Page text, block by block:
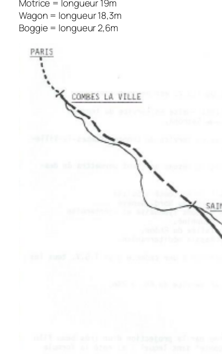
Motrice = longueur 19m
Wagon = longueur 18,3m
Boggie = longueur 2,6m